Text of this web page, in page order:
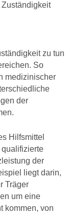
zu tun
So
medizinischer
der
Hilfsmittel
der
liegt darin,
Träger
um eine
kommen, von